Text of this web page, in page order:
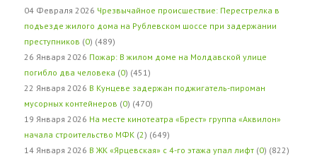
04 Февраля 2026 Чрезвычайное происшествие: Перестрелка в
подъезде жилого дома на Рублевском шоссе при задержании
преступников (0) (489)
26 Января 2026 Пожар: В жилом доме на Молдавской улице
погибло два человека (0) (451)
22 Января 2026 В Кунцеве задержан поджигатель-пироман
мусорных контейнеров (0) (470)
19 Января 2026 На месте кинотеатра «Брест» группа «Аквилон»
начала строительство МФК (2) (649)
14 Января 2026 В ЖК «Ярцевская» с 4-го этажа упал лифт (0) (822)